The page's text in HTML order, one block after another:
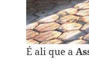
É ali que a